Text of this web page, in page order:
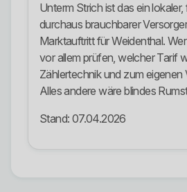
Unterm Strich ist das ein
durchaus brauchbarer
Marktauftritt für Weidenthal.
vor allem prüfen, welcher Tarif
Zählertechnik und zum eigenen
Alles andere wäre blindes
Stand: 07.04.2026